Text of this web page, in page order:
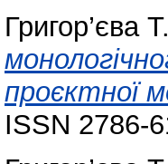
Григор’єва
проєктної
ISSN 2786-